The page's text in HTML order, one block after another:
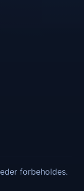
forbeholdes.